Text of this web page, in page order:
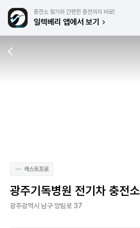
충전소 찾기와 간편한 충전까지 바로!
일렉베리 앱에서 보기
캐스트프로
광주기독병원 전기차 충전소
광주광역시 남구 양림로 37